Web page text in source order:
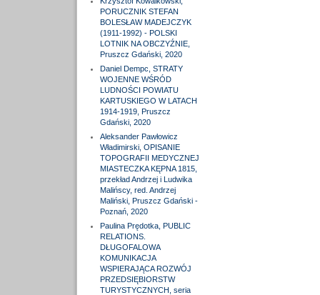
PORUCZNIK STEFAN
BOLESŁAW MADEJCZYK
(1911-1992) - POLSKI
LOTNIK NA OBCZYŹNIE,
Pruszcz Gdański, 2020
Daniel Dempc, STRATY
WOJENNE WŚRÓD
LUDNOŚCI POWIATU
KARTUSKIEGO W LATACH
1914-1919, Pruszcz
Gdański, 2020
Aleksander Pawłowicz
Władimirski, OPISANIE
TOPOGRAFII MEDYCZNEJ
MIASTECZKA KĘPNA 1815,
przekład Andrzej i Ludwika
Malińscy, red. Andrzej
Maliński, Pruszcz Gdański -
Poznań, 2020
Paulina Prędotka, PUBLIC
RELATIONS.
DŁUGOFALOWA
KOMUNIKACJA
WSPIERAJĄCA ROZWÓJ
PRZEDSIĘBIORSTW
TURYSTYCZNYCH, seria